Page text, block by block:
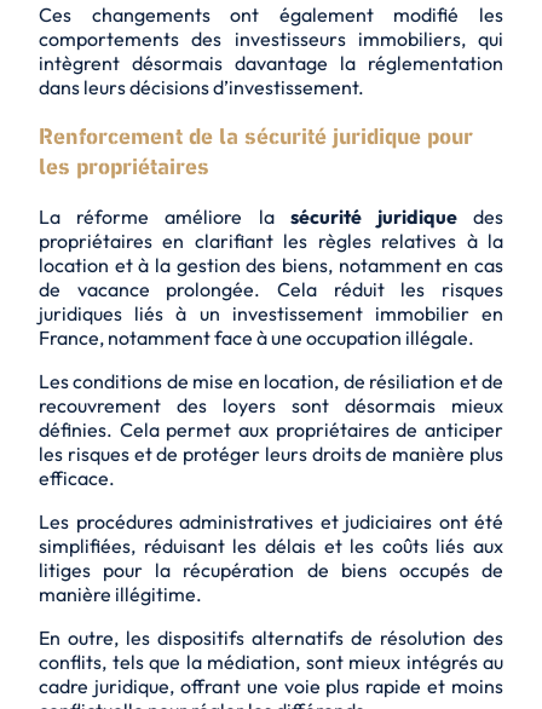
Ces changements ont également modifié les
comportements des investisseurs immobiliers, qui
intègrent désormais davantage la réglementation
dans leurs décisions d’investissement.
Renforcement de la sécurité juridique pour
les propriétaires
La réforme améliore la sécurité juridiquedes
propriétaires en clarifiant les règles relatives à la
location et à la gestion des biens, notamment en cas
de vacance prolongée. Cela réduit les risques
juridiques liés à un investissement immobilier en
France, notamment face à une occupation illégale.
Les conditions de mise en location, de résiliation et de
recouvrement des loyers sont désormais mieux
définies. Cela permet aux propriétaires de anticiper
les risqueset de protéger leurs droits de manière plus
efficace.
Les procédures administratives et judiciaires ont été
simplifiées, réduisant les délais et les coûts liés aux
litiges pour la récupération de biens occupés de
manière illégitime.
En outre, les dispositifs alternatifs de résolution des
conflits, tels que la médiation, sont mieux intégrés au
cadre juridique, offrant une voie plus rapide et moins